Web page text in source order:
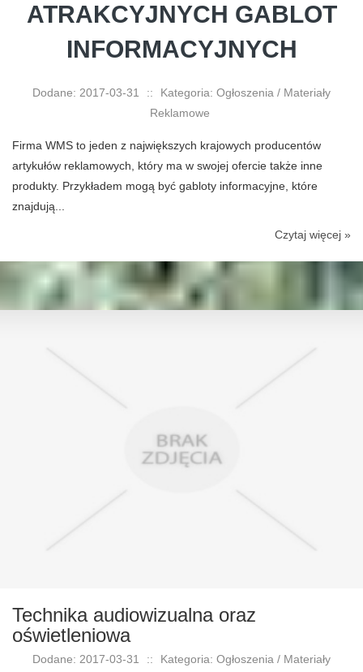
ATRAKCYJNYCH GABLOT
INFORMACYJNYCH
Dodane: 2017-03-31 ::
Kategoria: Ogłoszenia / Materiały
Reklamowe
Firma WMS to jeden z największych krajowych producentów
artykułów reklamowych, który ma w swojej ofercie także inne
produkty. Przykładem mogą być gabloty informacyjne, które
znajdują...
Czytaj więcej »
Technika audiowizualna oraz
oświetleniowa
Dodane: 2017-03-31 ::
Kategoria: Ogłoszenia / Materiały